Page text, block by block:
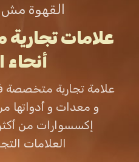
القهوة
علامات
أنحاء
علامة تجارية متخصصة
و معدات و أدواتها
العلامات